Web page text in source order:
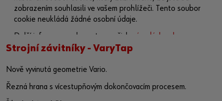
zobrazením souhlasili ve vašem prohlížeči. Tento soubor
cookie neukládá žádné osobní údaje.
Další informace naleznete v našich
zásadách ochrany
osobních údajůa nastránce o souborech cookie
Aktivovat obsah
Případně můžete použít tento odkaz a otevřít video přímo
Strojní závitníky - VaryTap
Nově vyvinutá geometrie Vario.
Řezná hrana s vícestupňovým dokončovacím procesem.